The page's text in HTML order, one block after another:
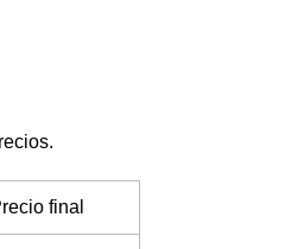
final